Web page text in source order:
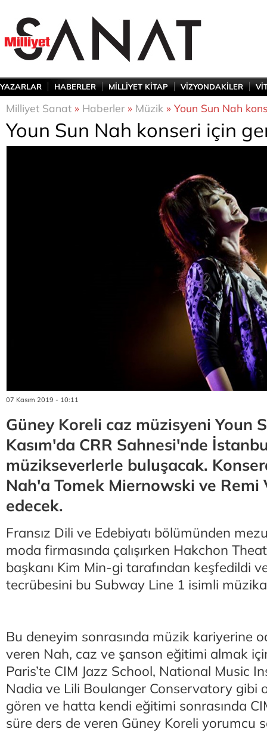
YAZARLAR HABERLER MİLLİYET KİTAP VİZYONDAKİLER
Milliyet Sanat » Haberler» Müzik » Youn Sun Nah
Youn Sun Nah konseri için
07 Kasım 2019 - 10:11
Güney Koreli caz müzisyeni Youn
Kasım'da CRR Sahnesi'nde
müzikseverlerle buluşacak.
Nah'a Tomek Miernowski ve
edecek.
Fransız Dili ve Edebiyatı bölümünden
moda firmasında çalışırken Hakchon
başkanı Kim Min-gi tarafından keşfedildi
tecrübesini bu Subway Line 1 isimli
Bu deneyim sonrasında müzik kariyerine
veren Nah, caz ve şanson eğitimi almak
Paris’te CIM Jazz School, National Music
Nadia ve Lili Boulanger Conservatory gibi
gören ve hatta kendi eğitimi sonrasında
süre ders de veren Güney Koreli yorumcu